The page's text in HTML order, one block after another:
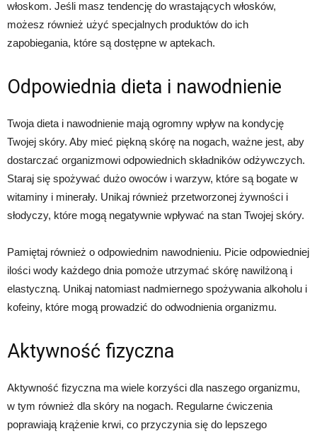
włoskom. Jeśli masz tendencję do wrastających włosków,
możesz również użyć specjalnych produktów do ich
zapobiegania, które są dostępne w aptekach.
Odpowiednia dieta i nawodnienie
Twoja dieta i nawodnienie mają ogromny wpływ na kondycję
Twojej skóry. Aby mieć piękną skórę na nogach, ważne jest, aby
dostarczać organizmowi odpowiednich składników odżywczych.
Staraj się spożywać dużo owoców i warzyw, które są bogate w
witaminy i minerały. Unikaj również przetworzonej żywności i
słodyczy, które mogą negatywnie wpływać na stan Twojej skóry.
Pamiętaj również o odpowiednim nawodnieniu. Picie odpowiedniej
ilości wody każdego dnia pomoże utrzymać skórę nawilżoną i
elastyczną. Unikaj natomiast nadmiernego spożywania alkoholu i
kofeiny, które mogą prowadzić do odwodnienia organizmu.
Aktywność fizyczna
Aktywność fizyczna ma wiele korzyści dla naszego organizmu,
w tym również dla skóry na nogach. Regularne ćwiczenia
poprawiają krążenie krwi, co przyczynia się do lepszego